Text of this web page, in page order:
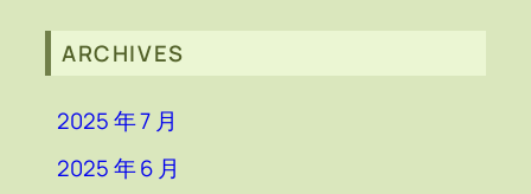
ARCHIVES
2025 年 7 月
2025 年 6 月